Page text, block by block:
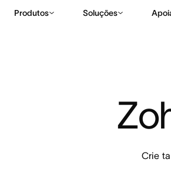
Produtos Soluções
Crie